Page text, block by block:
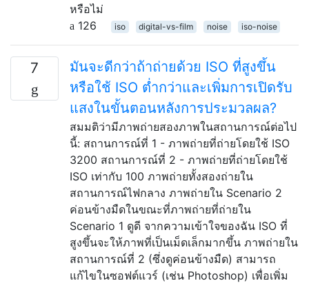
หรือไม่
126
iso digital-vs-film noise iso-noise
7
มันจะดีกว่าถ้าถ่ายด้วย ISO ที่สูงขึ้น
หรือใช้ ISO ต่ำกว่าและเพิ่มการเปิดรับ
แสงในขั้นตอนหลังการประมวลผล?
สมมติว่ามีภาพถ่ายสองภาพในสถานการณ์ต่อไป
นี้: สถานการณ์ที่ 1 - ภาพถ่ายที่ถ่ายโดยใช้ ISO
3200 สถานการณ์ที่ 2 - ภาพถ่ายที่ถ่ายโดยใช้
ISO เท่ากับ 100 ภาพถ่ายทั้งสองถ่ายใน
สถานการณ์ไฟกลาง ภาพถ่ายใน Scenario 2
ค่อนข้างมืดในขณะที่ภาพถ่ายที่ถ่ายใน
Scenario 1 ดูดี จากความเข้าใจของฉัน ISO ที่
สูงขึ้นจะให้ภาพที่เป็นเม็ดเล็กมากขึ้น ภาพถ่ายใน
สถานการณ์ที่ 2 (ซึ่งดูค่อนข้างมืด) สามารถ
แก้ไขในซอฟต์แวร์ (เช่น Photoshop) เพื่อเพิ่ม